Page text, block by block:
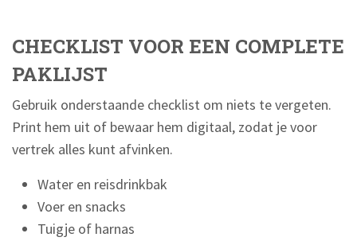
CHECKLIST VOOR EEN COMPLETE
PAKLIJST
Gebruik onderstaande checklist om niets te vergeten.
Print hem uit of bewaar hem digitaal, zodat je voor
vertrek alles kunt afvinken.
Water en reisdrinkbak
Voer en snacks
Tuigje of harnas